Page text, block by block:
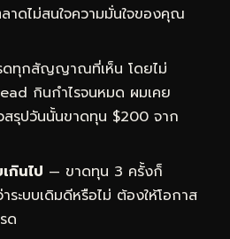
าดไม่สนใจความมั่นใจของคุณ
ดทุกสัญญาณที่เห็น โดยไม่
กินกำไรจนหมด ผมเคย
สรุปวันนั้นขาดทุน $200 จาก
กินไป — ขาดทุน 3 ครั้งก็
ระบบเดิมดีหรือไม่ ต้องให้โอกาส
ด